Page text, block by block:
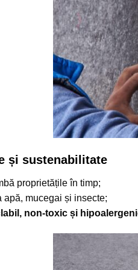
și sustenabilitate
proprietățile în timp;
apă, mucegai și insecte;
non-toxic și